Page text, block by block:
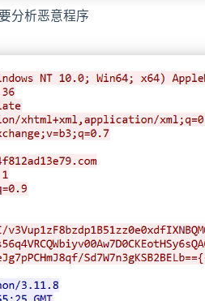
分析恶意程序